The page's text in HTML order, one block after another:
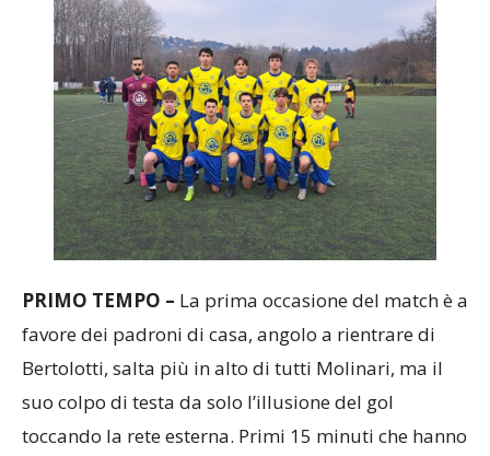
PRIMO TEMPO – La prima occasione del match è a
favore dei padroni di casa, angolo a rientrare di
Bertolotti, salta più in alto di tutti Molinari, ma il
suo colpo di testa da solo l’illusione del gol
toccando la rete esterna. Primi 15 minuti che hanno